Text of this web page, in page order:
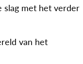
slag met het verder
van het